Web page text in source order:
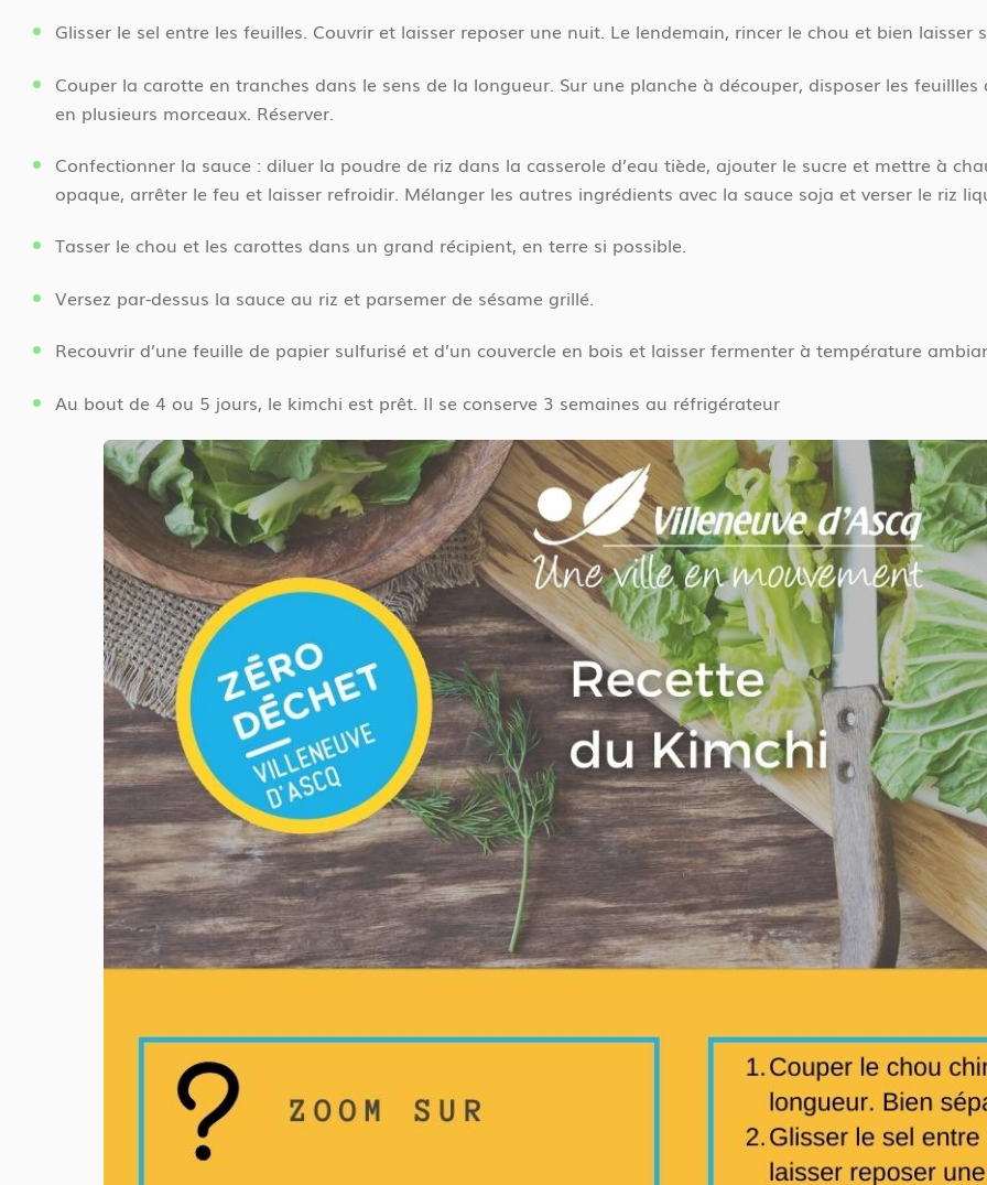
Glisser le sel entre les feuilles. Couvrir et laisser reposer une nuit. Le lendemain, rincer le chou et bien laisser
Couper la carotte en tranches dans le sens de la longueur. Sur une planche à découper, disposer les
en plusieurs morceaux. Réserver.
Confectionner la sauce : diluer la poudre de riz dans la casserole d’eau tiède, ajouter le sucre et mettre à
opaque, arrêter le feu et laisser refroidir. Mélanger les autres ingrédients avec la sauce soja et verser le riz
Tasser le chou et les carottes dans un grand récipient, en terre si possible.
Versez par-dessus la sauce au riz et parsemer de sésame grillé.
Recouvrir d’une feuille de papier sulfurisé et d’un couvercle en bois et laisser fermenter à température
Au bout de 4 ou 5 jours, le kimchi est prêt. Il se conserve 3 semaines au réfrigérateur